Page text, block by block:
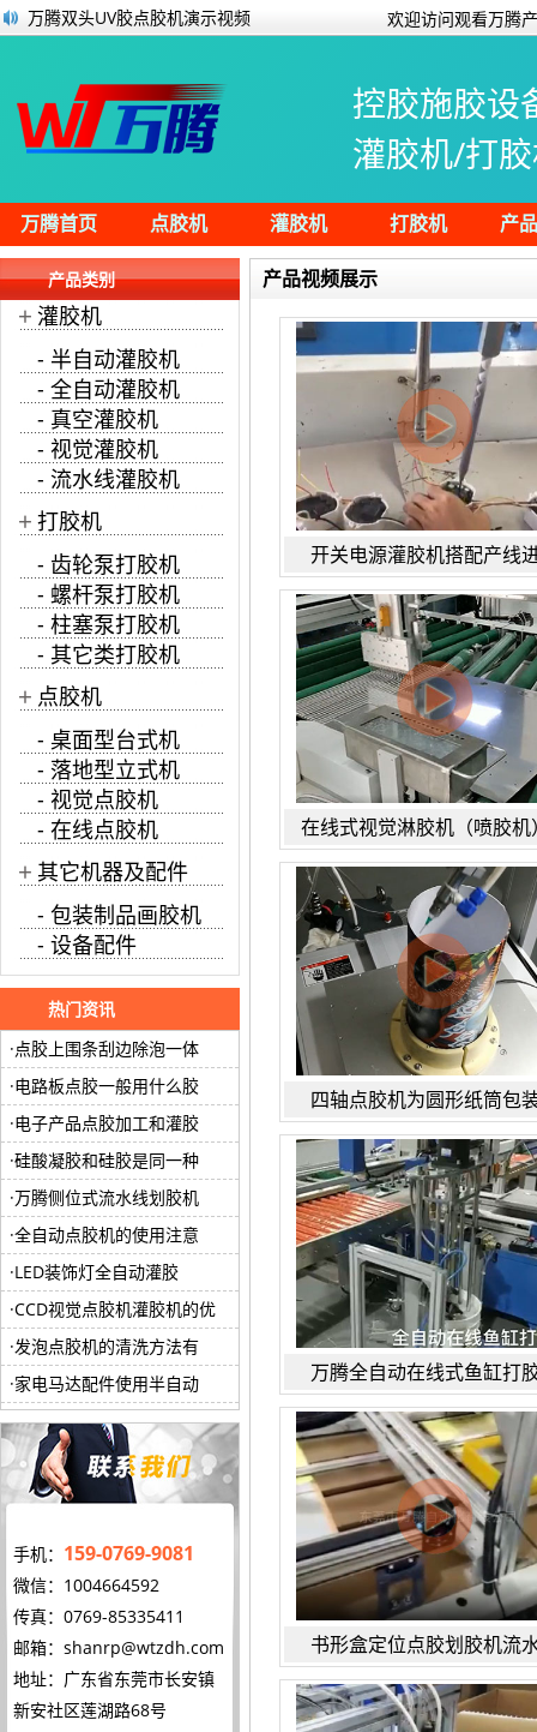
万腾双头UV胶点胶机演示视频
万腾设备将参展2022年的印刷/标签/包装
多头灌胶机为太阳能光伏板喷涂水晶胶
安定器灌胶机全自动灌胶生产展示
PCB板不涂覆三防漆会产生怎样的后果？
关于灌胶不良工艺技术研究及预防措施
欢迎访问观看万腾
控胶施胶设
灌胶机/打
万腾首页 点胶机 灌胶机 打胶机 产
产品视频展示
开关电源灌胶机搭配产线
在线式视觉淋胶机（喷胶机
四轴点胶机为圆形纸筒包
万腾全自动在线式鱼缸打
书形盒定位点胶划胶机流
产品类别
+ 灌胶机
- 半自动灌胶机
- 全自动灌胶机
- 真空灌胶机
- 视觉灌胶机
- 流水线灌胶机
+ 打胶机
- 齿轮泵打胶机
- 螺杆泵打胶机
- 柱塞泵打胶机
- 其它类打胶机
+ 点胶机
- 桌面型台式机
- 落地型立式机
- 视觉点胶机
- 在线点胶机
+ 其它机器及配件
- 包装制品画胶机
- 设备配件
热门资讯
点胶上围条刮边除泡一体
电路板点胶一般用什么胶
电子产品点胶加工和灌胶
硅酸凝胶和硅胶是同一种
万腾侧位式流水线划胶机
全自动点胶机的使用注意
LED装饰灯全自动灌胶
CCD视觉点胶机灌胶机的优
发泡点胶机的清洗方法有
家电马达配件使用半自动
手机： 159-0769-9081
微信：1004664592
传真：0769-85335411
邮箱： shanrp@wtzdh.com
地址：广东省东莞市长安镇
新安社区莲湖路68号